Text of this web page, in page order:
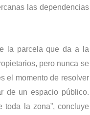
las dependencias
la parcela que da a la
pero nunca se
el momento de resolver
de un espacio público.
toda la zona”, concluye